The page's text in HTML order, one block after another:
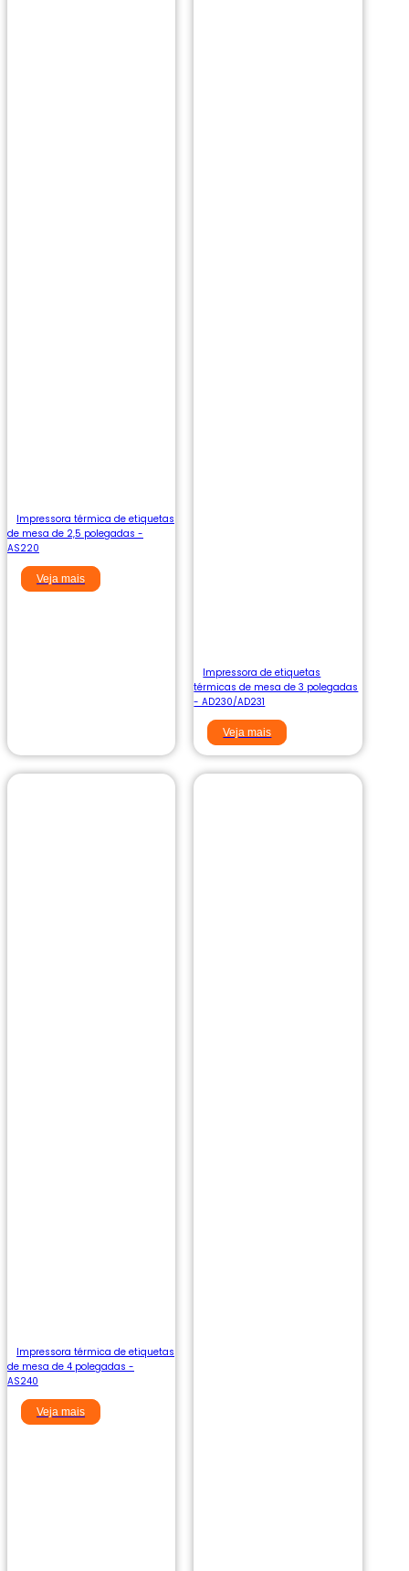
Impressora térmica de etiquetas
de mesa de 2,5 polegadas -
AS220
Veja mais
Impressora de etiquetas
térmicas de mesa de 3 polegadas
- AD230/AD231
Veja mais
Impressora térmica de etiquetas
de mesa de 4 polegadas -
AS240
Veja mais